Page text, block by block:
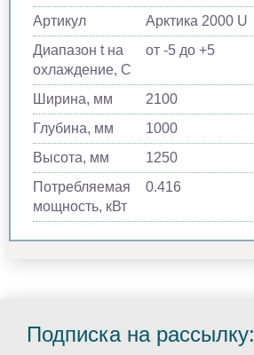
Артикул
Арктика 2000 U
Диапазон t на
охлаждение, С
от -5 до +5
Ширина, мм
2100
Глубина, мм
1000
Высота, мм
1250
Потребляемая
мощность, кВт
0.416
Подписка на рассылку: